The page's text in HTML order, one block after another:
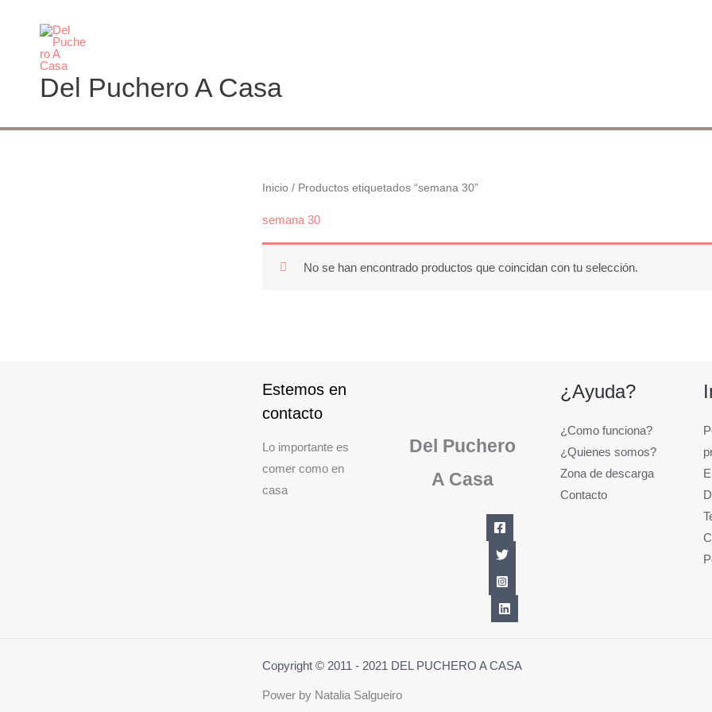
contenido
Del Puchero A Casa
Inicio / Productos etiquetados “semana 30”
semana 30
No se han encontrado productos que coincidan con tu selección.
Estemos en
contacto
Lo importante es
comer como en
casa
Del Puchero
A Casa
¿Ayuda?
¿Como funciona?
¿Quienes somos?
Zona de descarga
Contacto
Copyright © 2011 - 2021 DEL PUCHERO A CASA
Power by Natalia Salgueiro